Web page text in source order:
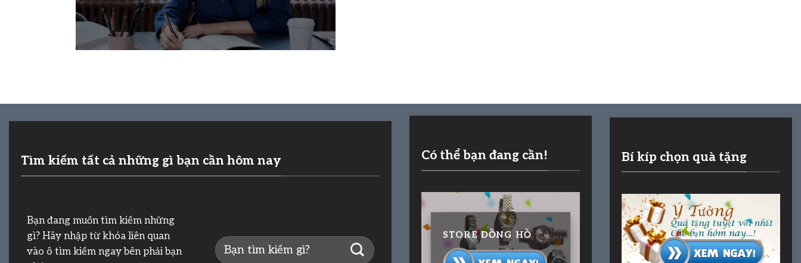
Tìm kiếm tất cả những gì bạn cần hôm nay
Bạn đang muốn tìm kiếm những
gì? Hãy nhập từ khóa liên quan
vào ô tìm kiếm ngay bên phải bạn
Có thể bạn đang cần!
STORE ĐỒNG HỒ
Bí kíp chọn quà tặng